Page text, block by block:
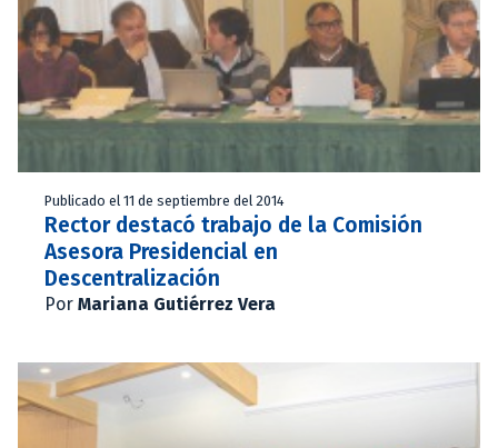
Publicado el 11 de septiembre del 2014
Rector destacó trabajo de la Comisión
Asesora Presidencial en
Descentralización
Por Mariana Gutiérrez Vera